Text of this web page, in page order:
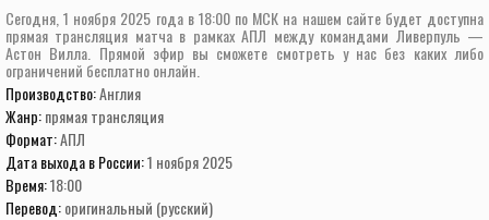
Сегодня, 1 ноября 2025 года в 18:00 по МСК на нашем сайте будет доступна
прямая трансляция матча в рамках АПЛ между командами Ливерпуль —
Астон Вилла. Прямой эфир вы сможете смотреть у нас без каких либо
ограничений бесплатно онлайн.
Производство:Англия
Жанр:прямая трансляция
Формат:АПЛ
Дата выхода в России:1 ноября 2025
Время:18:00
Перевод:оригинальный (русский)